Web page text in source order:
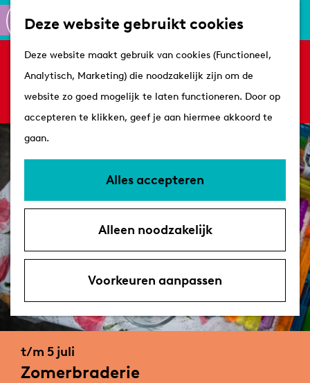
Deze website gebruikt cookies
Deze website maakt gebruik van cookies (Functioneel,
Analytisch, Marketing) die noodzakelijk zijn om de
website zo goed mogelijk te laten functioneren. Door op
accepteren te klikken, geef je aan hiermee akkoord te
gaan.
Alles accepteren
Alleen noodzakelijk
Voorkeuren aanpassen
e
h
o
m
e
p
K
a
r
t
Z
e
k
e
n
e
n
u
Routes
Winkelen
Plan je bezoek
Tips
Arrangementen
parkeren
Sorry, deze activiteit is niet meer beschikbaar.
Bekijk het actuele aanbodvoor de beschikbare
opties.
t/m 5 juli
Zomerbraderie